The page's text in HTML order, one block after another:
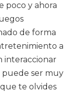
poco y ahora
de forma
a
interaccionar
puede ser muy
te olvides